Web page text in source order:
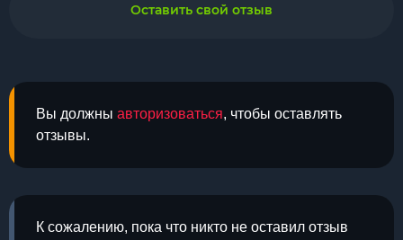
Вы должны авторизоваться, чтобы оставлять
отзывы.
К сожалению, пока что никто не оставил отзыв
Оставить свой отзыв